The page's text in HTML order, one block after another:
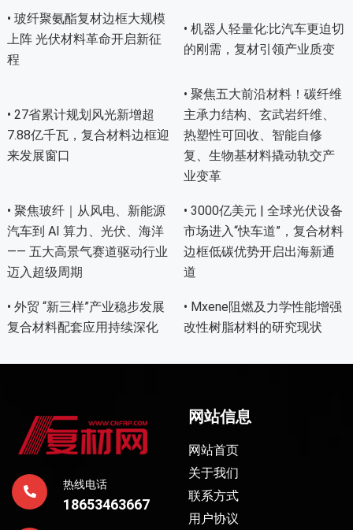
• 玻纤聚氨酯复材边框大规模
上阵 光伏材料革命开启新征
程
• 机器人轻量化:比汽车更迫切
的刚需，复材引领产业质变
• 27省累计规划风光新增超
7.88亿千瓦，复合材料边框迎
来发展窗口
• 聚焦五大前沿材料！碳纤维
主承力结构、玄武岩纤维、
热塑性可回收、智能自修
复、生物基材料撬动轨交产
业变革
• 聚焦玻纤｜从风电、新能源
汽车到 AI 算力、光伏、海洋
—— 五大高景气赛道驱动行业
迈入超级周期
• 3000亿美元 | 全球光伏设备
市场进入“快车道”，复合材料
边框低碳优势开启出海新通
道
• 外贸 “新三样”产业稳步发展
复合材料配套应用持续深化
• Mxene阻燃及力学性能增强
改性树脂材料的研究现状
热线电话
18653463667
网站信息
网站首页
关于我们
联系方式
用户协议